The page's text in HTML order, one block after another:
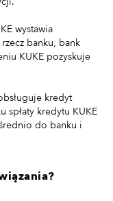
wystawia
banku, bank
KUKE pozyskuje
kredyt
spłaty kredytu KUKE
do banku i